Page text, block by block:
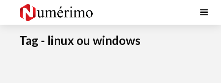
Tag - linux ou windows